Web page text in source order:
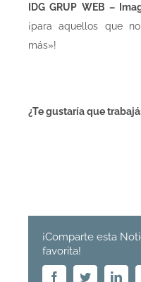
IDG GRUP WEB –
¡para aquellos que
más»!
¿Te gustaría que
¡Comparte esta
favorita!
FacebookTwitter